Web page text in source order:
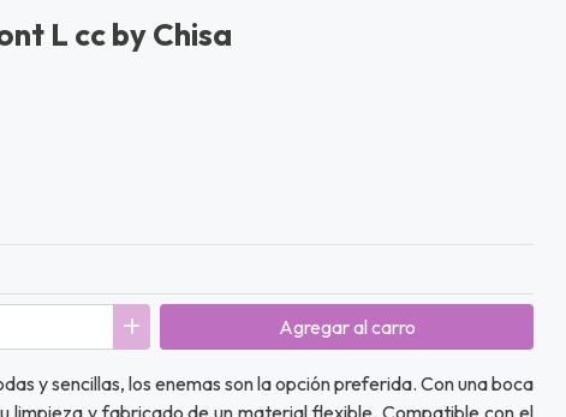
L cc by Chisa
Agregaral carro
y sencillas, los enemas son la opción preferida. Con una boca
limpieza y fabricado de un material flexible. Compatible con el